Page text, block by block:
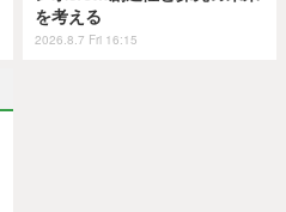
を考える
2026.8.7 Fri 16:15